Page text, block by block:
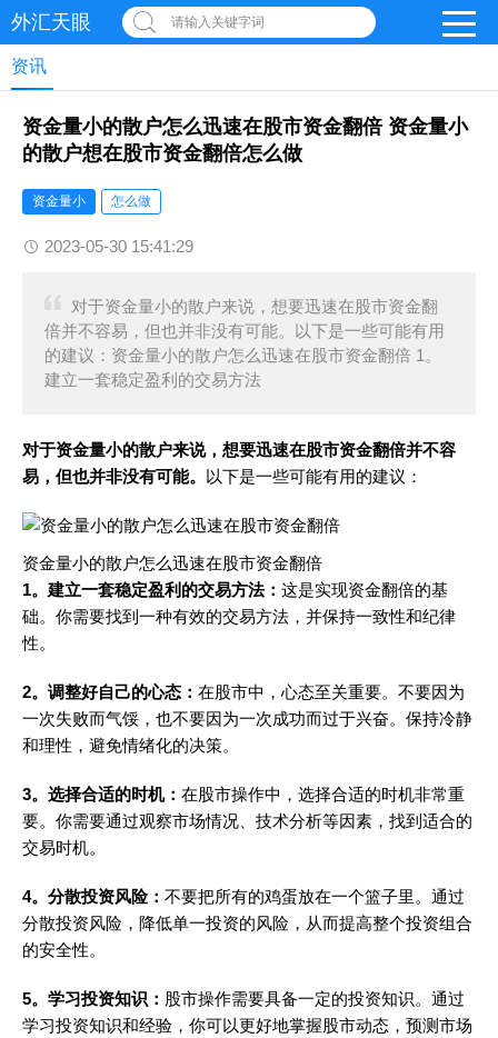
外汇天眼 请输入关键字词
资讯
资金量小的散户怎么迅速在股市资金翻倍 资金量小
的散户想在股市资金翻倍怎么做
资金量小 怎么做
2023-05-30 15:41:29
对于资金量小的散户来说，想要迅速在股市资金翻
倍并不容易，但也并非没有可能。以下是一些可能有用
的建议：资金量小的散户怎么迅速在股市资金翻倍 1。
建立一套稳定盈利的交易方法
对于资金量小的散户来说，想要迅速在股市资金翻倍并不容
易，但也并非没有可能。
以下是一些可能有用的建议：
资金量小的散户怎么迅速在股市资金翻倍
1。建立一套稳定盈利的交易方法： 这是实现资金翻倍的基
础。你需要找到一种有效的交易方法，并保持一致性和纪律
性。
2。调整好自己的心态： 在股市中，心态至关重要。不要因为
一次失败而气馁，也不要因为一次成功而过于兴奋。保持冷静
和理性，避免情绪化的决策。
3。选择合适的时机： 在股市操作中，选择合适的时机非常重
要。你需要通过观察市场情况、技术分析等因素，找到适合的
交易时机。
4。分散投资风险： 不要把所有的鸡蛋放在一个篮子里。通过
分散投资风险，降低单一投资的风险，从而提高整个投资组合
的安全性。
5。学习投资知识： 股市操作需要具备一定的投资知识。通过
学习投资知识和经验，你可以更好地掌握股市动态，预测市场